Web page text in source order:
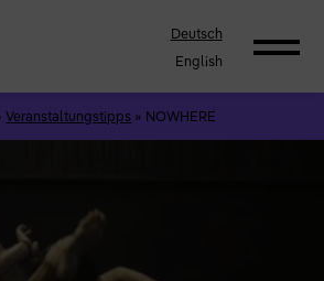
Deutsch
English
Veranstaltungstipps » NOWHERE